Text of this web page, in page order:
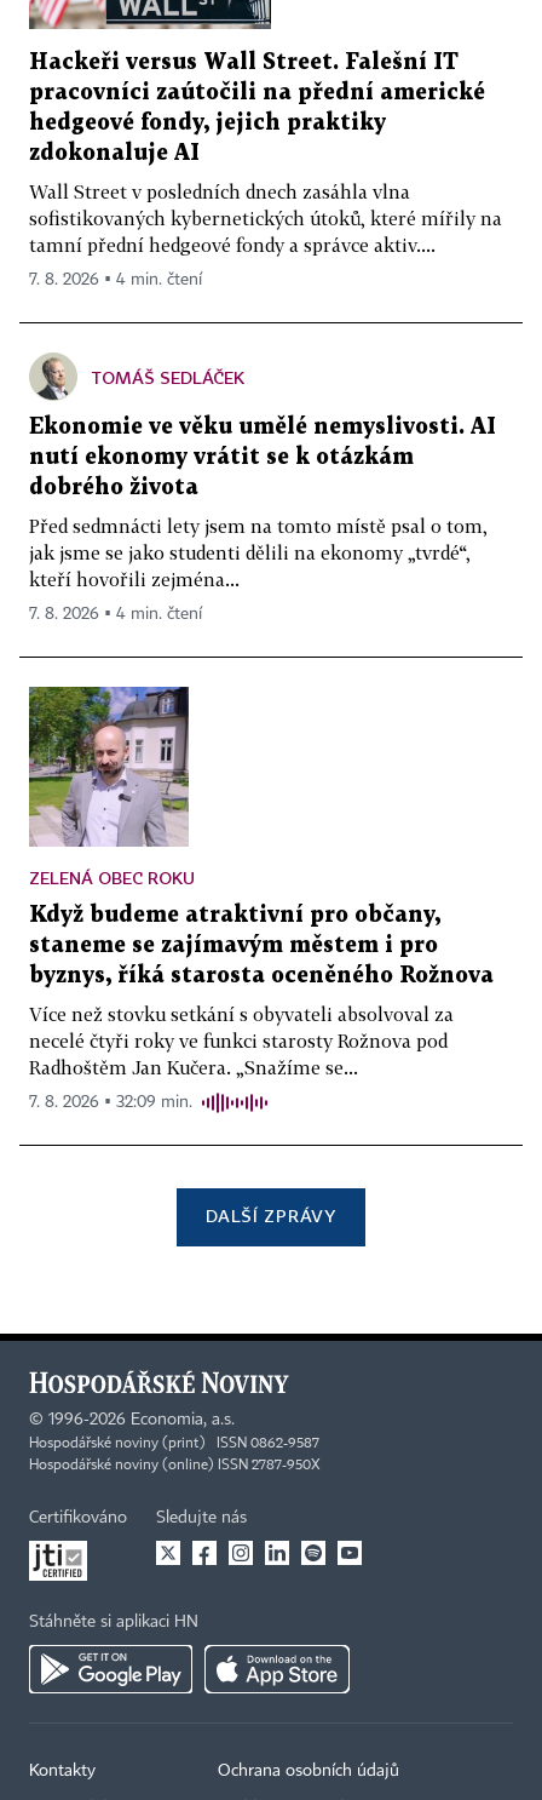
Hackeři versus Wall Street. Falešní IT
pracovníci zaútočili na přední americké
hedgeové fondy, jejich praktiky
zdokonaluje AI
Wall Street v posledních dnech zasáhla vlna
sofistikovaných kybernetických útoků, které mířily na
tamní přední hedgeové fondy a správce aktiv....
7. 8. 2026 ▪ 4 min. čtení
TOMÁŠ SEDLÁČEK
Ekonomie ve věku umělé nemyslivosti. AI
nutí ekonomy vrátit se k otázkám
dobrého života
Před sedmnácti lety jsem na tomto místě psal o tom,
jak jsme se jako studenti dělili na ekonomy „tvrdé“,
kteří hovořili zejména...
7. 8. 2026 ▪ 4 min. čtení
ZELENÁ OBEC ROKU
Když budeme atraktivní pro občany,
staneme se zajímavým městem i pro
byznys, říká starosta oceněného Rožnova
Více než stovku setkání s obyvateli absolvoval za
necelé čtyři roky ve funkci starosty Rožnova pod
Radhoštěm Jan Kučera. „Snažíme se...
7. 8. 2026 ▪ 32:09 min.
DALŠÍ ZPRÁVY
© 1996-2026 Economia, a.s.
Hospodářské noviny (print) ISSN 0862-9587
Hospodářské noviny (online) ISSN 2787-950X
Certifikováno Sledujte nás
Stáhněte si aplikaci HN
Kontakty Ochrana osobních údajů